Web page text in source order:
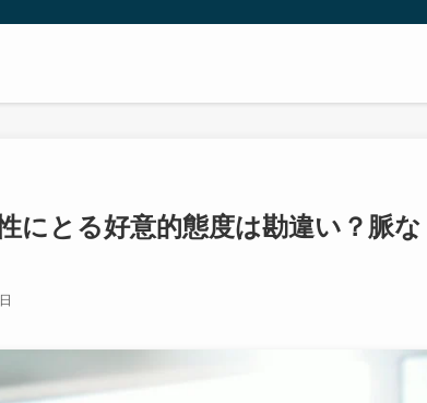
にとる好意的態度は勘違い？脈な